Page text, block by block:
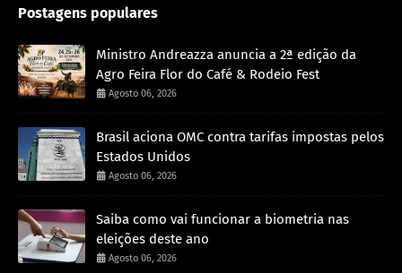
Postagens populares
Ministro Andreazza anuncia a 2ª edição da
Agro Feira Flor do Café & Rodeio Fest
Agosto 06, 2026
Brasil aciona OMC contra tarifas impostas pelos
Estados Unidos
Agosto 06, 2026
Saiba como vai funcionar a biometria nas
eleições deste ano
Agosto 06, 2026